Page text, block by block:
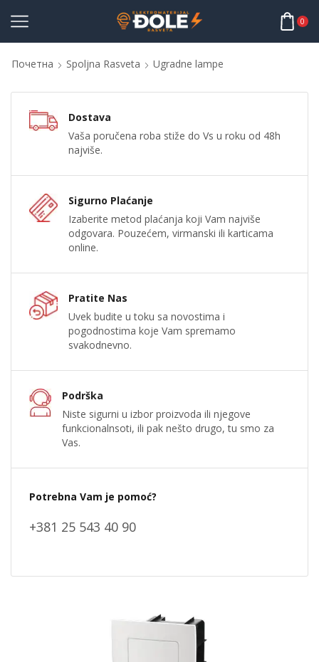
0
Почетна Spoljna Rasveta Ugradne lampe
Dostava
Vaša poručena roba stiže do Vs u roku od 48h
najviše.
Sigurno Plaćanje
Izaberite metod plaćanja koji Vam najviše
odgovara. Pouzećem, virmanski ili karticama
online.
Pratite Nas
Uvek budite u toku sa novostima i
pogodnostima koje Vam spremamo
svakodnevno.
Podrška
Niste sigurni u izbor proizvoda ili njegove
funkcionalnsoti, ili pak nešto drugo, tu smo za
Vas.
Potrebna Vam je pomoć?
+381 25 543 40 90